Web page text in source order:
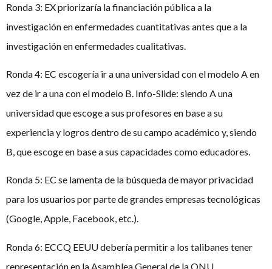
Ronda 3: EX priorizaría la financiación pública a la
investigación en enfermedades cuantitativas antes que a la
investigación en enfermedades cualitativas.
Ronda 4: EC escogería ir a una universidad con el modelo A en
vez de ir a una con el modelo B. Info-Slide: siendo A una
universidad que escoge a sus profesores en base a su
experiencia y logros dentro de su campo académico y, siendo
B, que escoge en base a sus capacidades como educadores.
Ronda 5: EC se lamenta de la búsqueda de mayor privacidad
para los usuarios por parte de grandes empresas tecnológicas
(Google, Apple, Facebook, etc.).
Ronda 6: ECCQ EEUU debería permitir a los talibanes tener
representación en la Asamblea General de la ONU.